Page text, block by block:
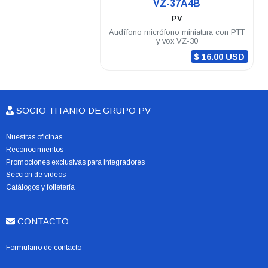
VZ-37A4B
PV
Audífono micrófono miniatura con PTT
y vox VZ-30
$ 16.00 USD
SOCIO TITANIO DE GRUPO PV
Nuestras oficinas
Reconocimientos
Promociones exclusivas para integradores
Sección de videos
Catálogos y folletería
CONTACTO
Formulario de contacto